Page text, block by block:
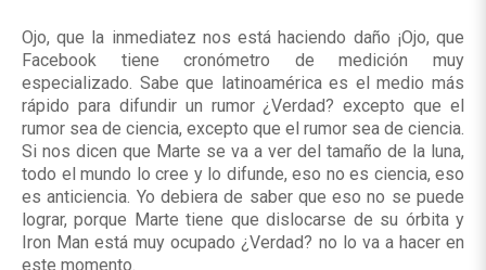
Ojo, que la inmediatez nos está haciendo daño ¡Ojo, que
Facebook tiene cronómetro de medición muy
especializado. Sabe que latinoamérica es el medio más
rápido para difundir un rumor ¿Verdad? excepto que el
rumor sea de ciencia, excepto que el rumor sea de ciencia.
Si nos dicen que Marte se va a ver del tamaño de la luna,
todo el mundo lo cree y lo difunde, eso no es ciencia, eso
es anticiencia. Yo debiera de saber que eso no se puede
lograr, porque Marte tiene que dislocarse de su órbita y
Iron Man está muy ocupado ¿Verdad? no lo va a hacer en
este momento.